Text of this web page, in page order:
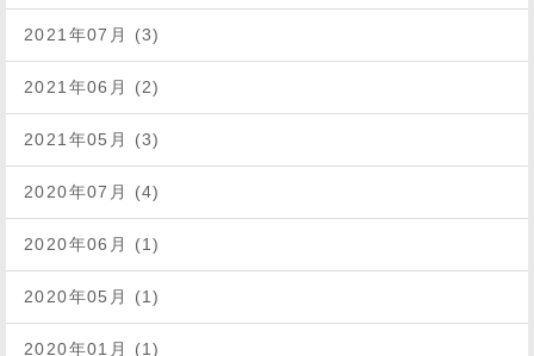
2021年07月 (3)
2021年06月 (2)
2021年05月 (3)
2020年07月 (4)
2020年06月 (1)
2020年05月 (1)
2020年01月 (1)